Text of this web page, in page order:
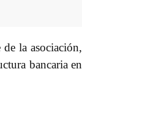
la asociación,
bancaria en